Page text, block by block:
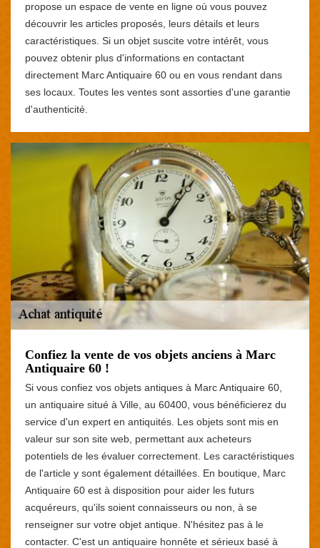
propose un espace de vente en ligne où vous pouvez
découvrir les articles proposés, leurs détails et leurs
caractéristiques. Si un objet suscite votre intérêt, vous
pouvez obtenir plus d'informations en contactant
directement Marc Antiquaire 60 ou en vous rendant dans
ses locaux. Toutes les ventes sont assorties d'une garantie
d'authenticité.
Confiez la vente de vos objets anciens à Marc
Antiquaire 60 !
Si vous confiez vos objets antiques à Marc Antiquaire 60,
un antiquaire situé à Ville, au 60400, vous bénéficierez du
service d'un expert en antiquités. Les objets sont mis en
valeur sur son site web, permettant aux acheteurs
potentiels de les évaluer correctement. Les caractéristiques
de l'article y sont également détaillées. En boutique, Marc
Antiquaire 60 est à disposition pour aider les futurs
acquéreurs, qu'ils soient connaisseurs ou non, à se
renseigner sur votre objet antique. N'hésitez pas à le
contacter. C'est un antiquaire honnête et sérieux basé à